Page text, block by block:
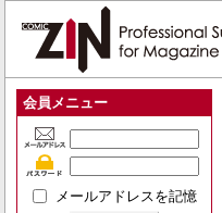
会員メニュー
メールアドレスを記憶